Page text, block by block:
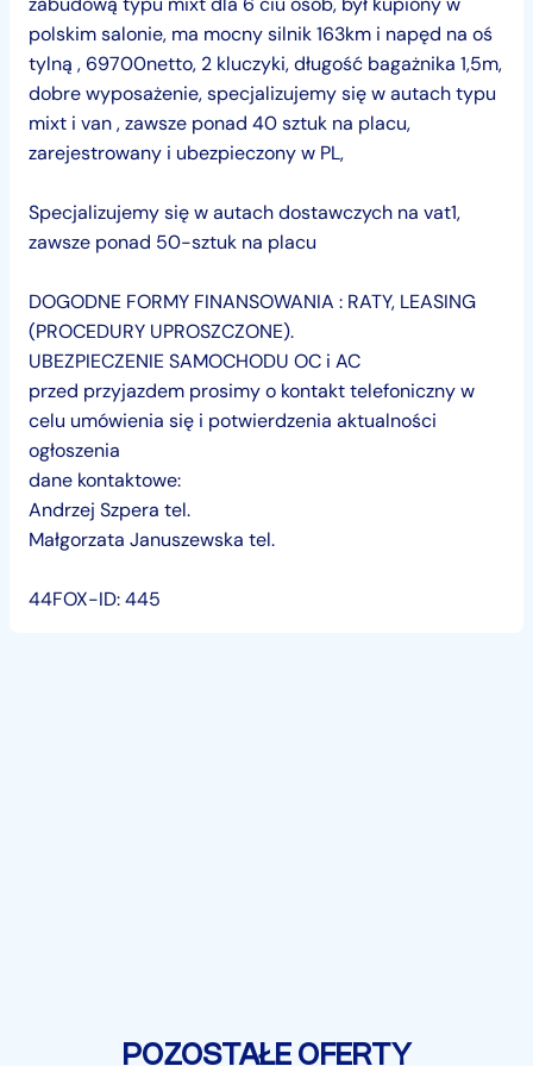
polskim salonie, ma mocny silnik 163km i napęd na oś
tylną , 69700netto, 2 kluczyki, długość bagażnika 1,5m,
dobre wyposażenie, specjalizujemy się w autach typu
mixt i van , zawsze ponad 40 sztuk na placu,
zarejestrowany i ubezpieczony w PL,
Specjalizujemy się w autach dostawczych na vat1,
zawsze ponad 50-sztuk na placu
DOGODNE FORMY FINANSOWANIA : RATY, LEASING
(PROCEDURY UPROSZCZONE).
UBEZPIECZENIE SAMOCHODU OC i AC
przed przyjazdem prosimy o kontakt telefoniczny w
celu umówienia się i potwierdzenia aktualności
ogłoszenia
dane kontaktowe:
Andrzej Szpera tel.
Małgorzata Januszewska tel.
44FOX-ID: 445
POZOSTAŁE OFERTY